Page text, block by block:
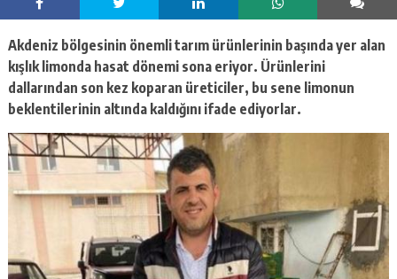
-
kartal
escort
maltepe
escort
Akdeniz bölgesinin önemli tarım ürünlerinin başında yer alan
kışlık limonda hasat dönemi sona eriyor. Ürünlerini
dallarından son kez koparan üreticiler, bu sene limonun
beklentilerinin altında kaldığını ifade ediyorlar.